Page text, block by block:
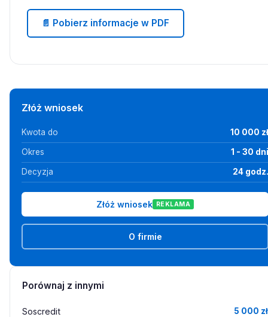
📄 Pobierz informacje w PDF
Złóż wniosek
Kwota do 10 000 zł
Okres 1 - 30 dni
Decyzja 24 godz.
Złóż wniosek REKLAMA
O firmie
Porównaj z innymi
Soscredit 5 000 zł